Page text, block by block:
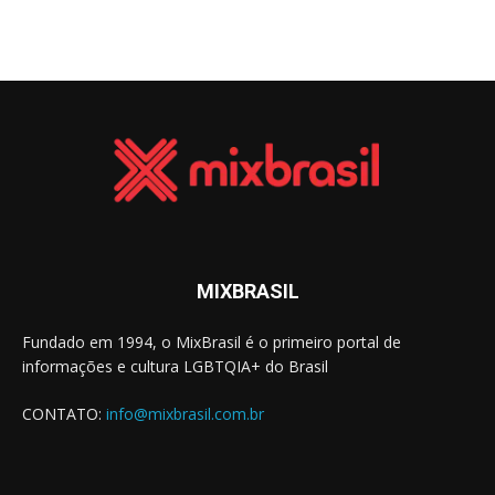
MIXBRASIL
Fundado em 1994, o MixBrasil é o primeiro portal de
informações e cultura LGBTQIA+ do Brasil
CONTATO: info@mixbrasil.com.br